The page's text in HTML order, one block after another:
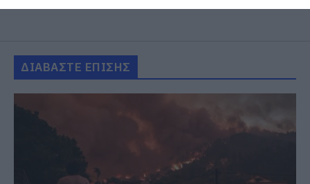
ΔΙΑΒΑΣΤΕ ΕΠΙΣΗΣ